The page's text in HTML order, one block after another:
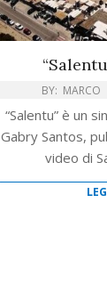
BY: MARCO
“Salentu” è un
Gabry Santos,
video di